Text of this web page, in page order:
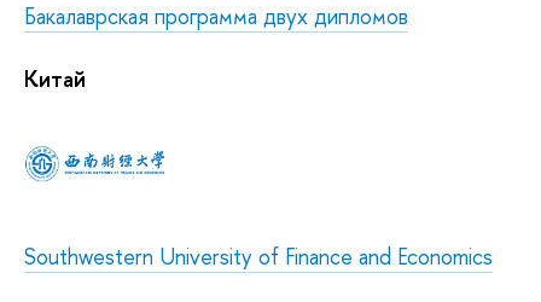
Бакалаврская программа двух дипломов
Китай
Southwestern University of Finance and Economics